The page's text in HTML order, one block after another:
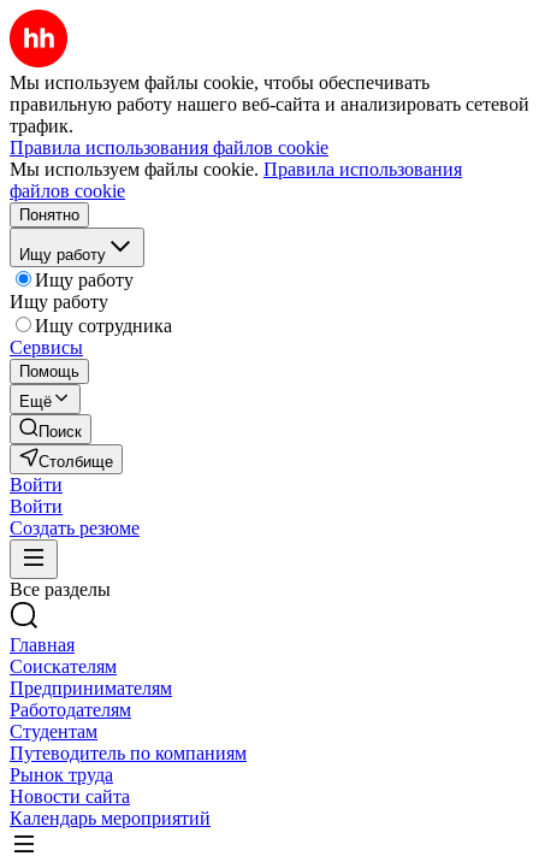
Мы используем файлы cookie, чтобы обеспечивать
правильную работу нашего веб-сайта и анализировать сетевой
трафик.
Правила использования файлов cookie
Мы используем файлы cookie. Правила использования
файлов cookie
Понятно
Ищу работу
Ищу работу
Ищу работу
Ищу сотрудника
Сервисы
Помощь
Ещё
Поиск
Столбище
Войти
Войти
Создать резюме
Все разделы
Главная
Соискателям
Предпринимателям
Работодателям
Студентам
Путеводитель по компаниям
Рынок труда
Новости сайта
Календарь мероприятий